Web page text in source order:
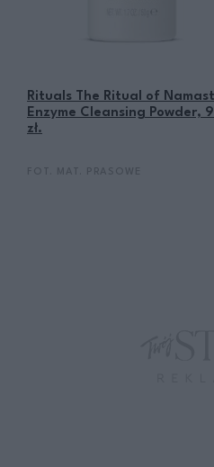
Rituals The Ritual of
Enzyme Cleansing Powder,
zł.